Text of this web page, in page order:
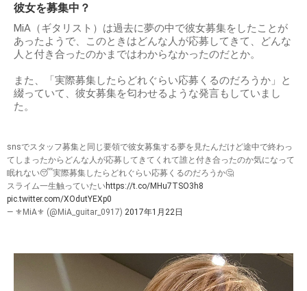
彼女を募集中？
MiA（ギタリスト）は過去に夢の中で彼女募集をしたことが
あったようで、このときはどんな人が応募してきて、どんな
人と付き合ったのかまではわからなかったのだとか。
また、「実際募集したらどれぐらい応募くるのだろうか」と
綴っていて、彼女募集を匂わせるような発言もしていまし
た。
snsでスタッフ募集と同じ要領で彼女募集する夢を見たんだけど途中で終わっ
てしまったからどんな人が応募してきてくれて誰と付き合ったのか気になって
眠れない😴実際募集したらどれぐらい応募くるのだろうか🤔
スライム一生触っていたいhttps://t.co/MHu7TSO3h8
pic.twitter.com/XOdutYEXp0
— ⚜MiA⚜ (@MiA_guitar_0917) 2017年1月22日